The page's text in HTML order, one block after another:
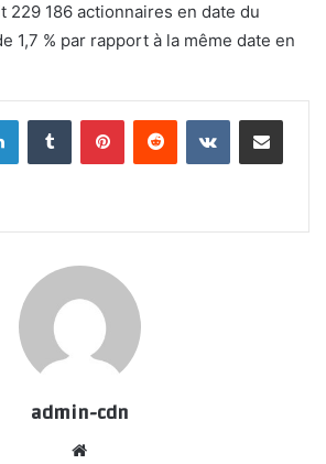
229 186 actionnaires en date du
1,7 % par rapport à la même date en
LinkedInTumblr PinterestReddit VKontakteShare via Email
admin-cdn